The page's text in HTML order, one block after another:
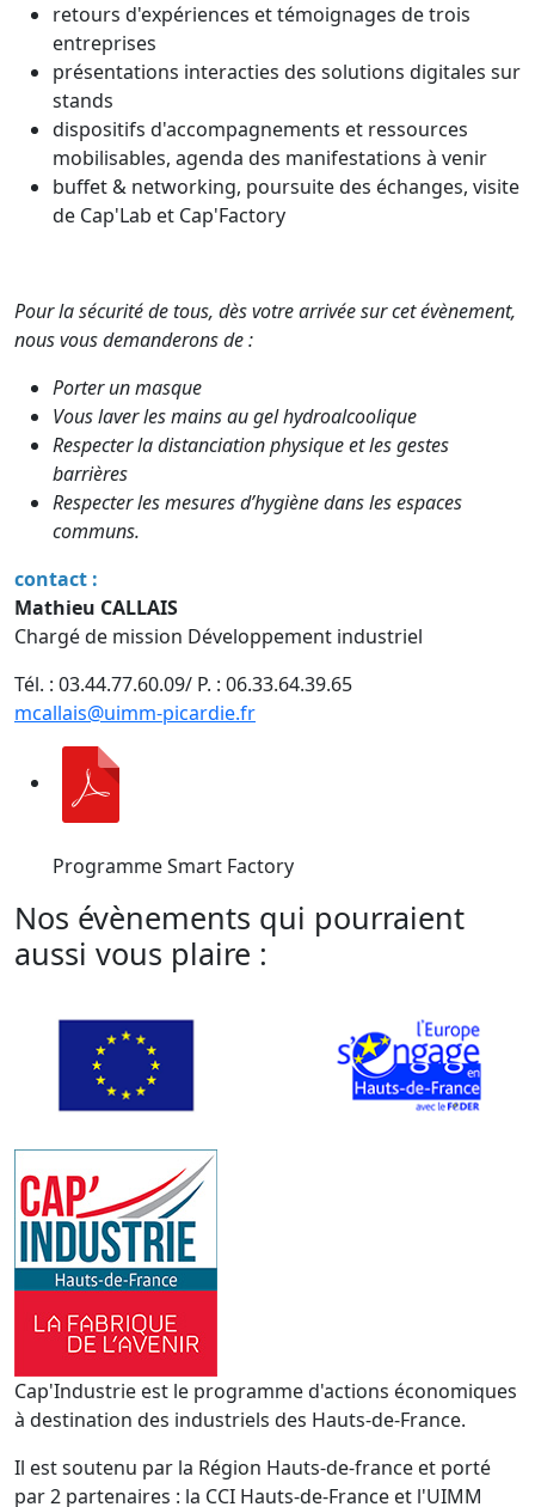
retours d'expériences et témoignages de trois
entreprises
présentations interacties des solutions digitales sur
stands
dispositifs d'accompagnements et ressources
mobilisables, agenda des manifestations à venir
buffet & networking, poursuite des échanges, visite
de Cap'Lab et Cap'Factory
Pour la sécurité de tous, dès votre arrivée sur cet évènement,
nous vous demanderons de :
Porter un masque
Vous laver les mains au gel hydroalcoolique
Respecter la distanciation physique et les gestes
barrières
Respecter les mesures d’hygiène dans les espaces
communs.
contact :
Mathieu CALLAIS
Chargé de mission Développement industriel
Tél. : 03.44.77.60.09/ P. : 06.33.64.39.65
mcallais@uimm-picardie.fr
Programme Smart Factory
Nos évènements qui pourraient
aussi vous plaire :
Cap'Industrie est le programme d'actions économiques
à destination des industriels des Hauts-de-France.
Il est soutenu par la Région Hauts-de-france et porté
par 2 partenaires : la CCI Hauts-de-France et l'UIMM